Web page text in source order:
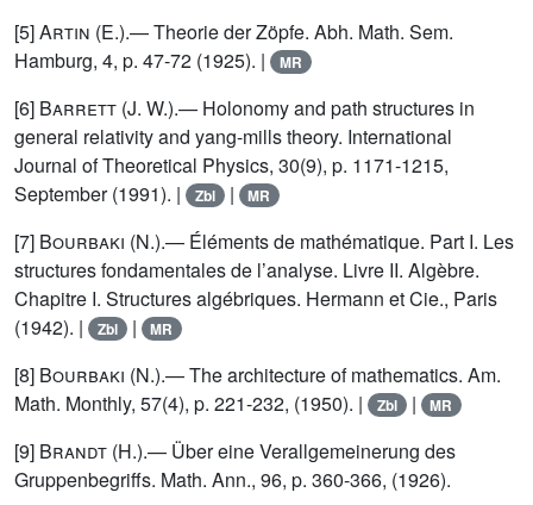
[5]Artin (E.).— Theorie der Zöpfe. Abh. Math. Sem.
Hamburg, 4, p. 47-72 (1925). |
MR
[6] Barrett (J. W.).— Holonomy and path structures in
general relativity and yang-mills theory. International
Journal of Theoretical Physics, 30(9), p. 1171-1215,
September (1991). |
Zbl | MR
[7] Bourbaki (N.).— Éléments de mathématique. Part I. Les
structures fondamentales de l’analyse. Livre II. Algèbre.
Chapitre I. Structures algébriques. Hermann et Cie., Paris
(1942). |
Zbl | MR
[8] Bourbaki (N.).— The architecture of mathematics. Am.
Math. Monthly, 57(4), p. 221-232, (1950). |
Zbl | MR
[9] Brandt (H.).— Über eine Verallgemeinerung des
Gruppenbegriffs. Math. Ann., 96, p. 360-366, (1926).